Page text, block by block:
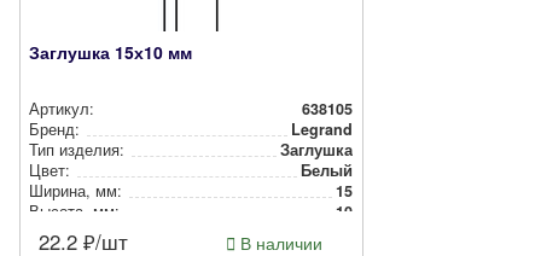
Заглушка 15х10 мм
Артикул:
638105
Бренд:
Legrand
Тип изделия:
Заглушка
Цвет:
Белый
Ширина, мм:
15
Высота, мм:
10
22.2 ₽/шт В наличии